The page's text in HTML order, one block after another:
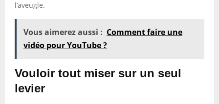
l’aveugle.
Vous aimerez aussi : Comment faire une
vidéo pour YouTube ?
Vouloir tout miser sur un seul
levier